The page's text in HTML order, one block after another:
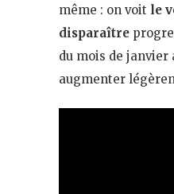
même : on voit le
disparaître
du mois de janvier
augmenter